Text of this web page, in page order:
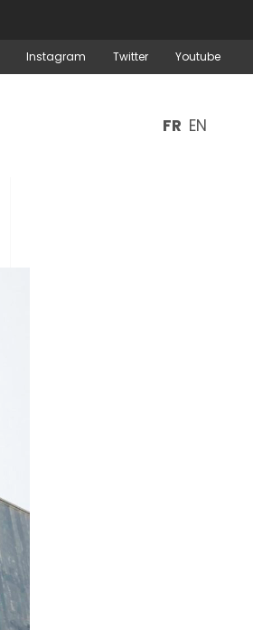
Instagram Twitter Youtube
FR EN